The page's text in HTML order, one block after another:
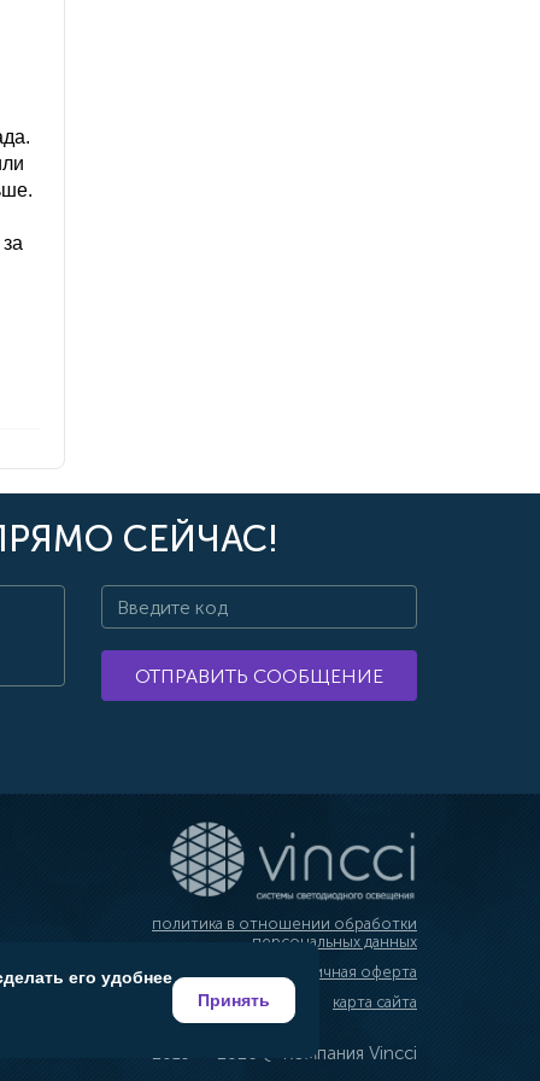
СЕЙЧАС!
ОТПРАВИТЬ СООБЩЕНИЕ
политика в отношении обработки
персональных данных
публичная оферта
карта сайта
2019 — 2026 @ Компания Vincci
его удобнее
Принять